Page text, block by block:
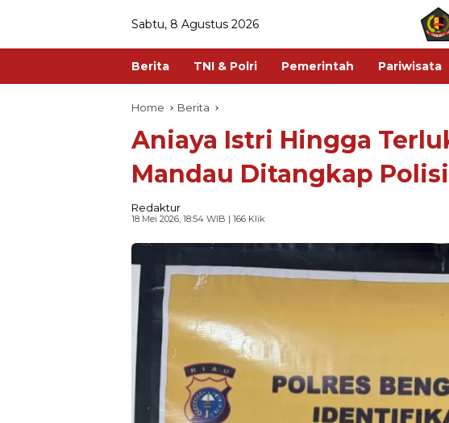
Sabtu, 8 Agustus 2026
Berita TNI & Polri Pemerintah Pariwisata
Home Berita
Aniaya Istri Hingga
Mandau Ditangkap
Redaktur
18 Mei 2026, 18:54 WIB | 166 Klik